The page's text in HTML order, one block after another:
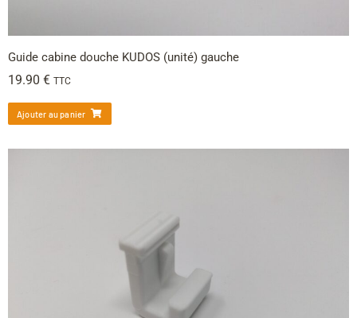
Guide cabine douche KUDOS (unité) gauche
19.90 € TTC
Ajouter au panier